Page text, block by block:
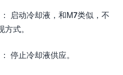
启动冷却液，和M7类似，不
式。
停止冷却液供应。